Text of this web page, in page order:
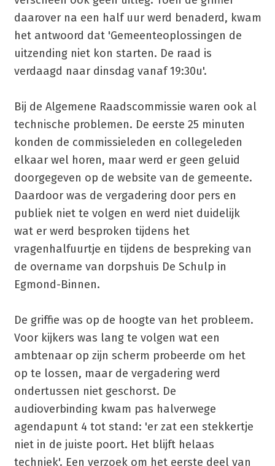
daarover na een half uur werd benaderd, kwam
het antwoord dat 'Gemeenteoplossingen de
uitzending niet kon starten. De raad is
verdaagd naar dinsdag vanaf 19:30u'.
Bij de Algemene Raadscommissie waren ook al
technische problemen. De eerste 25 minuten
konden de commissieleden en collegeleden
elkaar wel horen, maar werd er geen geluid
doorgegeven op de website van de gemeente.
Daardoor was de vergadering door pers en
publiek niet te volgen en werd niet duidelijk
wat er werd besproken tijdens het
vragenhalfuurtje en tijdens de bespreking van
de overname van dorpshuis De Schulp in
Egmond-Binnen.
De griffie was op de hoogte van het probleem.
Voor kijkers was lang te volgen wat een
ambtenaar op zijn scherm probeerde om het
op te lossen, maar de vergadering werd
ondertussen niet geschorst. De
audioverbinding kwam pas halverwege
agendapunt 4 tot stand: 'er zat een stekkertje
niet in de juiste poort. Het blijft helaas
techniek'. Een verzoek om het eerste deel van